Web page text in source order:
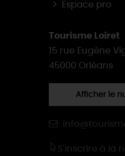
Espace pro
Tourisme Loiret
15 rue Eugène
45000 Orléans
Afficher le
S'inscrire à la